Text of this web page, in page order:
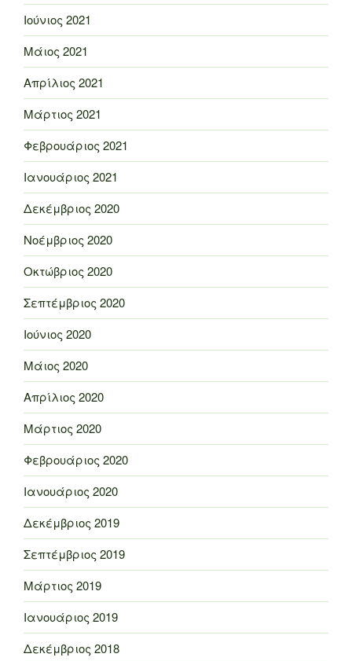
Ιούνιος 2021
Μάιος 2021
Απρίλιος 2021
Μάρτιος 2021
Φεβρουάριος 2021
Ιανουάριος 2021
Δεκέμβριος 2020
Νοέμβριος 2020
Οκτώβριος 2020
Σεπτέμβριος 2020
Ιούνιος 2020
Μάιος 2020
Απρίλιος 2020
Μάρτιος 2020
Φεβρουάριος 2020
Ιανουάριος 2020
Δεκέμβριος 2019
Σεπτέμβριος 2019
Μάρτιος 2019
Ιανουάριος 2019
Δεκέμβριος 2018